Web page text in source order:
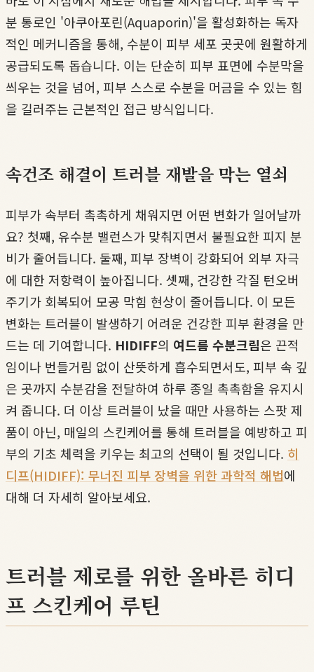
분 통로인 '아쿠아포린(Aquaporin)'을 활성화하는 독자
적인 메커니즘을 통해, 수분이 피부 세포 곳곳에 원활하게
공급되도록 돕습니다. 이는 단순히 피부 표면에 수분막을
씌우는 것을 넘어, 피부 스스로 수분을 머금을 수 있는 힘
을 길러주는 근본적인 접근 방식입니다.
속건조 해결이 트러블 재발을 막는 열쇠
피부가 속부터 촉촉하게 채워지면 어떤 변화가 일어날까
요? 첫째, 유수분 밸런스가 맞춰지면서 불필요한 피지 분
비가 줄어듭니다. 둘째, 피부 장벽이 강화되어 외부 자극
에 대한 저항력이 높아집니다. 셋째, 건강한 각질 턴오버
주기가 회복되어 모공 막힘 현상이 줄어듭니다. 이 모든
변화는 트러블이 발생하기 어려운 건강한 피부 환경을 만
드는 데 기여합니다. HIDIFF의 여드름 수분크림은 끈적
임이나 번들거림 없이 산뜻하게 흡수되면서도, 피부 속 깊
은 곳까지 수분감을 전달하여 하루 종일 촉촉함을 유지시
켜 줍니다. 더 이상 트러블이 났을 때만 사용하는 스팟 제
품이 아닌, 매일의 스킨케어를 통해 트러블을 예방하고 피
부의 기초 체력을 키우는 최고의 선택이 될 것입니다. 히
디프(HIDIFF): 무너진 피부 장벽을 위한 과학적 해법에
대해 더 자세히 알아보세요.
트러블 제로를 위한 올바른 히디
프 스킨케어 루틴